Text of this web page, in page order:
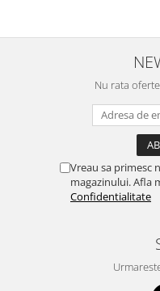
Nu rata
Vreau sa primesc
magazinului. Afla
Confidentialitate